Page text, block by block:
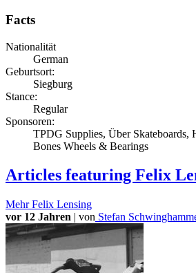
Facts
Nationalität
German
Geburtsort:
Siegburg
Stance:
Regular
Sponsoren:
TPDG Supplies, Über Skateboards,
Bones Wheels & Bearings
Articles featuring Felix
MehrFelix Lensing
vor 12 Jahren | von Stefan